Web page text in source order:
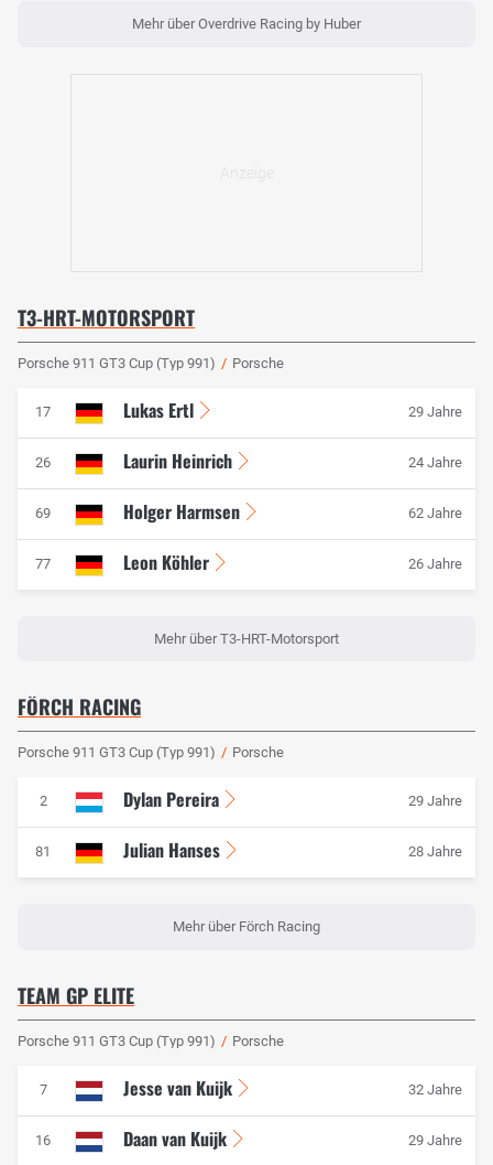
Mehr über Overdrive Racing by Huber
T3-HRT-MOTORSPORT
Porsche 911 GT3 Cup (Typ 991) / Porsche
17 Lukas Ertl 29 Jahre
26 Laurin Heinrich 24 Jahre
69 Holger Harmsen 62 Jahre
77 Leon Köhler 26 Jahre
Mehr über T3-HRT-Motorsport
FÖRCH RACING
Porsche 911 GT3 Cup (Typ 991) / Porsche
2 Dylan Pereira 29 Jahre
81 Julian Hanses 28 Jahre
Mehr über Förch Racing
TEAM GP ELITE
Porsche 911 GT3 Cup (Typ 991) / Porsche
7 Jesse van Kuijk 32 Jahre
16 Daan van Kuijk 29 Jahre